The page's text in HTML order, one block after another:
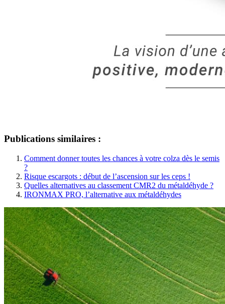
Publications similaires :
Comment donner toutes les chances à votre colza dès le semis
?
Risque escargots : début de l’ascension sur les ceps !
Quelles alternatives au classement CMR2 du métaldéhyde ?
IRONMAX PRO, l’alternative aux métaldéhydes